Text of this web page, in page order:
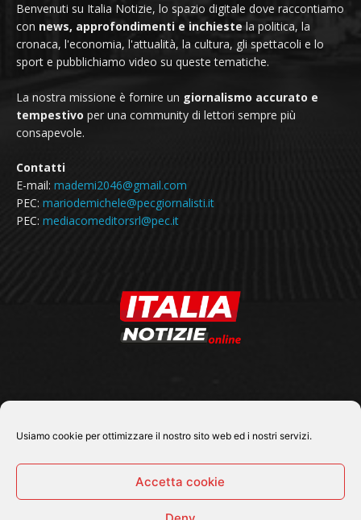
Usiamo cookie per ottimizzare il nostro sito web ed i nostri servizi.
Accetta cookie
Benvenuti su Italia Notizie, lo spazio digitale dove raccontiamo
con news, approfondimenti e inchieste la politica, la
cronaca, l'economia, l'attualità, la cultura, gli spettacoli e lo
sport e pubblichiamo video su queste tematiche.
La nostra missione è fornire un giornalismo accurato e
tempestivo per una community di lettori sempre più
consapevole.
Contatti
E-mail: mademi2046@gmail.com
PEC: mariodemichele@pecgiornalisti.it
PEC: mediacomeditorsrl@pec.it
SEGUICI SU